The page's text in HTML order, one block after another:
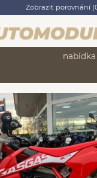
Zobrazit porovnání (
nabídka